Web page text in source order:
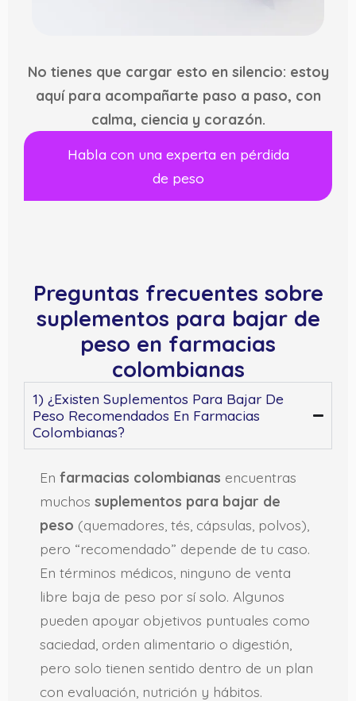
No tienes que cargar esto en silencio: estoy
aquí para acompañarte paso a paso, con
calma, ciencia y corazón.
Habla con una experta en pérdida
de peso
Preguntas frecuentes sobre
suplementos para bajar de
peso en farmacias
colombianas
1) ¿Existen Suplementos Para Bajar De
Peso Recomendados En Farmacias
Colombianas?
En farmacias colombianas encuentras
muchos suplementos para bajar de
peso (quemadores, tés, cápsulas, polvos),
pero “recomendado” depende de tu caso.
En términos médicos, ninguno de venta
libre baja de peso por sí solo. Algunos
pueden apoyar objetivos puntuales como
saciedad, orden alimentario o digestión,
pero solo tienen sentido dentro de un plan
con evaluación, nutrición y hábitos.